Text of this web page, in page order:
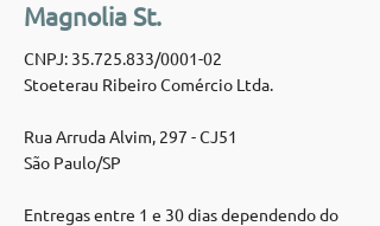
Magnolia St.
CNPJ: 35.725.833/0001-02
Stoeterau Ribeiro Comércio Ltda.
Rua Arruda Alvim, 297 - CJ51
São Paulo/SP
Entregas entre 1 e 30 dias dependendo do